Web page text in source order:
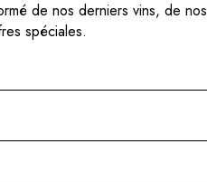
de nos derniers vins, de nos
spéciales.